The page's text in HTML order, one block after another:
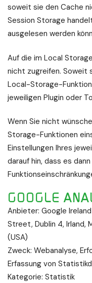
soweit sie den Cache
Session Storage
ausgelesen werden
Auf die im Local
nicht zugreifen. Soweit
Local-Storage-
jeweiligen Plugin oder
Wenn Sie nicht
Storage-Funktionen
Einstellungen Ihres
darauf hin, dass es
GOOGLE
Anbieter: Google
Street, Dublin 4, Irland,
(USA)
Zweck: Webanalyse,
Erfassung von
Kategorie: Statistik